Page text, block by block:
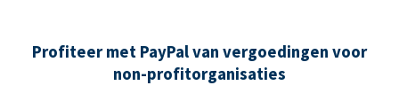
Profiteer met PayPal van vergoedingen voor
non-profitorganisaties